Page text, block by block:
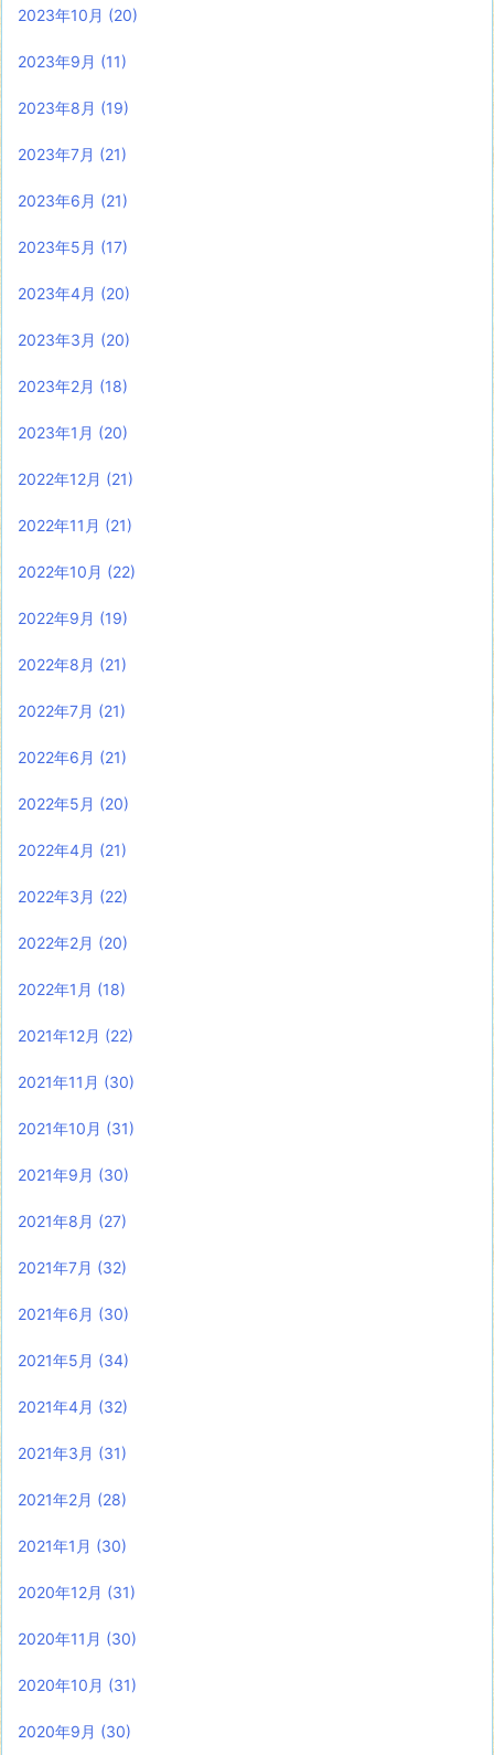
2023年10月 (20)
2023年9月 (11)
2023年8月 (19)
2023年7月 (21)
2023年6月 (21)
2023年5月 (17)
2023年4月 (20)
2023年3月 (20)
2023年2月 (18)
2023年1月 (20)
2022年12月 (21)
2022年11月 (21)
2022年10月 (22)
2022年9月 (19)
2022年8月 (21)
2022年7月 (21)
2022年6月 (21)
2022年5月 (20)
2022年4月 (21)
2022年3月 (22)
2022年2月 (20)
2022年1月 (18)
2021年12月 (22)
2021年11月 (30)
2021年10月 (31)
2021年9月 (30)
2021年8月 (27)
2021年7月 (32)
2021年6月 (30)
2021年5月 (34)
2021年4月 (32)
2021年3月 (31)
2021年2月 (28)
2021年1月 (30)
2020年12月 (31)
2020年11月 (30)
2020年10月 (31)
2020年9月 (30)